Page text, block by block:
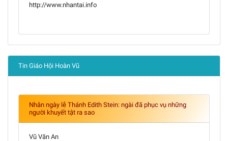
http://www.nhantai.info
Tin Giáo Hội Hoàn Vũ
Nhân ngày lễ Thánh Edith Stein: ngài đã phục vụ những
người khuyết tật ra sao
Vũ Văn An